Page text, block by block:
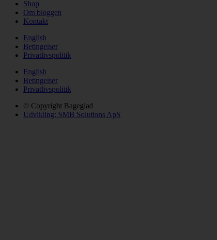
Shop
Om bloggen
Kontakt
English
Betingelser
Privatlivspolitik
English
Betingelser
Privatlivspolitik
© Copyright Bageglad
Udvikling: SMB Solutions ApS